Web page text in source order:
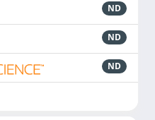
ND
ND
ND